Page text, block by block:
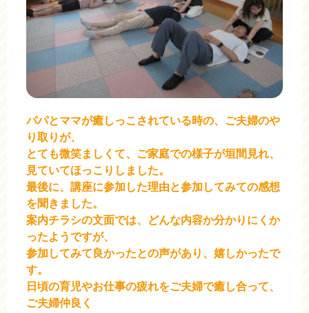
パパとママが癒しっこされている時の、ご夫婦のや
り取りが、
とても微笑ましくて、ご家庭での様子が垣間見れ、
見ていてほっこりしました。
最後に、講座に参加した理由と参加してみての感想
を聞きました。
案内チラシの文面では、どんな内容か分かりにくか
ったようですが、
参加してみて良かったとの声があり、嬉しかったで
す。
日頃の育児やお仕事の疲れをご夫婦で癒し合って、
ご夫婦仲良く